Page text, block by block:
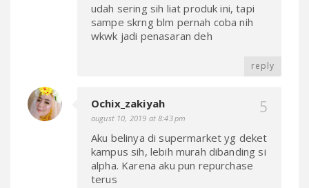
udah sering sih liat produk ini, tapi
sampe skrng blm pernah coba nih
wkwk jadi penasaran deh
reply
Ochix_zakiyah
august 10, 2019 at 8:43 pm
Aku belinya di supermarket yg deket
kampus sih, lebih murah dibanding si
alpha. Karena aku pun repurchase
terus